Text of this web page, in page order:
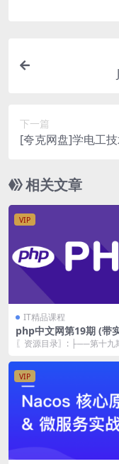
下一篇
[夸克网盘]学电工
相关文章
VIP
IT精品课程
php中文网第19期 (带
完结
〖资源目录〗: ├──第十九
VIP